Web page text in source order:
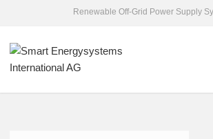
Renewable Off-Grid Power Supply